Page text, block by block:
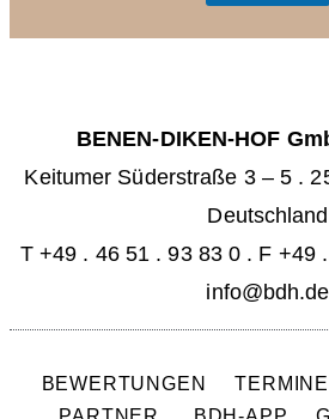
BENEN-DIKEN-HOF
Keitumer Süderstraße 3 – 5 .
Deutschland
T +49 . 46 51 . 93 83 0 . F +49
info@bdh.de
BEWERTUNGEN TERMINE